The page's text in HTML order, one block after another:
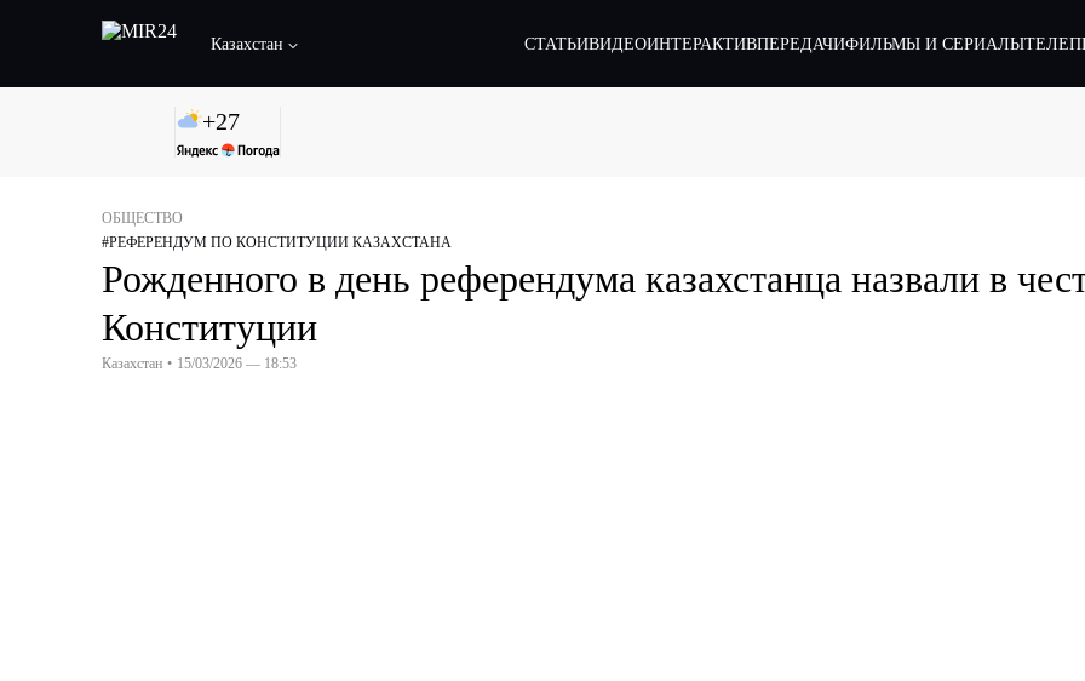
Казахстан СТАТЬИВИДЕОИНТЕРАКТИВПЕРЕДАЧИФИЛЬМЫ И СЕРИАЛЫ
+27
ОБЩЕСТВО
#РЕФЕРЕНДУМ ПО КОНСТИТУЦИИ КАЗАХСТАНА
Рожденного в день референдума казахстанца назвали в
Конституции
Казахстан • 15/03/2026 — 18:53